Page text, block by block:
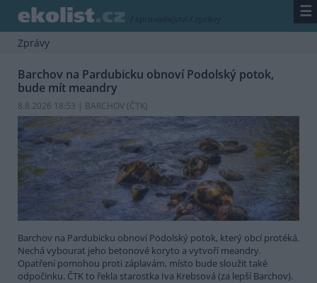
/ zpravodajství / zprávy ☰
Zprávy
Barchov na Pardubicku obnoví Podolský potok,
bude mít meandry
8.8.2026 18:53 | BARCHOV (ČTK)
Barchov na Pardubicku obnoví Podolský potok, který obcí protéká.
Nechá vybourat jeho betonové koryto a vytvoří meandry.
Opatření pomohou proti záplavám, místo bude sloužit také
odpočinku. ČTK to řekla starostka Iva Krebsová (za lepší Barchov).